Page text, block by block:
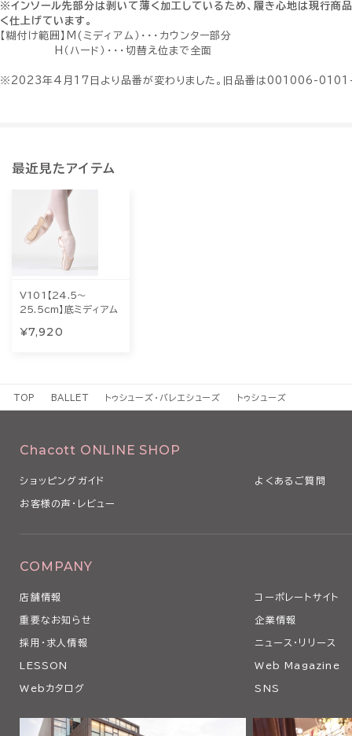
※インソール先部分は剥いて薄く加工しているため、履き心地は現行商
く仕上げています。
【糊付け範囲】M(ミディアム）・・・カウンター部分
H（ハード）・・・切替え位まで全面
※2023年4月17日より品番が変わりました。旧品番は001006-
最近見たアイテム
V101【24.5～
25.5cm】底ミディアム
¥7,920
TOP BALLET トゥシューズ・バレエシューズ トゥシューズ
Chacott ONLINE SHOP
ショッピングガイド よくあるご質問
お客様の声・レビュー
COMPANY
店舗情報 コーポレートサイト
重要なお知らせ 企業情報
採用・求人情報 ニュース・リリース
LESSON Web Magazine
Webカタログ SNS